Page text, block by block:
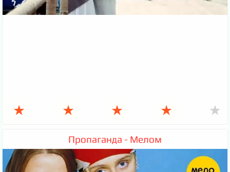
★ ★ ★ ★ ★
Пропаганда - Мелом